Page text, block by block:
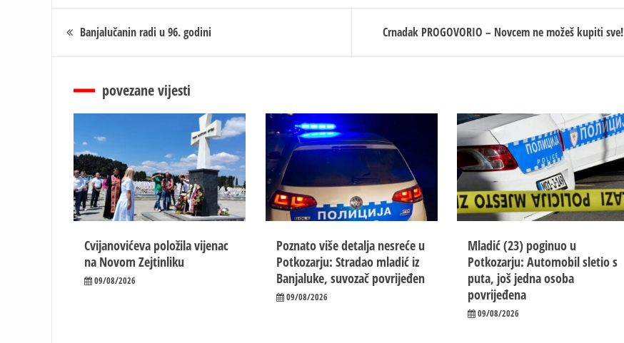
Кретање
чланка
Banjalučanin radi u 96. godini Crnadak PROGOVORIO – Novcem ne možeš kupiti sve!
povezane vijesti
Cvijanovićeva položila vijenac
na Novom Zejtinliku
09/08/2026
Poznato više detalja nesreće u
Potkozarju: Stradao mladić iz
Banjaluke, suvozač povrijeđen
09/08/2026
Mladić (23) poginuo u
Potkozarju: Automobil sletio s
puta, još jedna osoba
povrijeđena
09/08/2026